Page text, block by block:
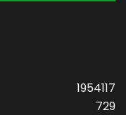
1954117
729